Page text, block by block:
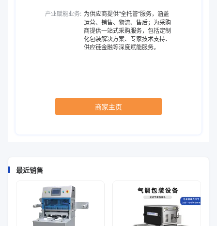
产业赋能业务: 为供应商提供“全托管”服务，涵盖
运营、销售、物流、售后；为采购
商提供一站式采购服务，包括定制
化包装解决方案、专家技术支持、
供应链金融等深度赋能服务。
商家主页
最近销售